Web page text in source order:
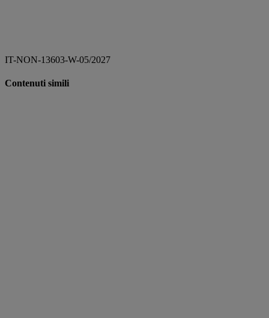
IT-NON-13603-W-05/2027
Contenuti simili